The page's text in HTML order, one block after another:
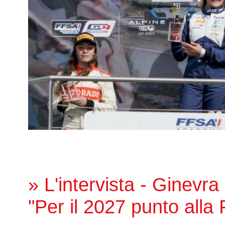
» L'intervista - Ginevra
"Per il 2027 punto alla